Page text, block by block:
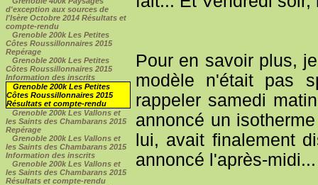
d'exception aux sources de
l'Isère Octobre 2014 Résultats et
compte-rendu
Grenoble 200k Les Petites
Côtes Roussillonnaires 2015
Repérage
Grenoble 200k Les Petites
Côtes Roussillonnaires 2015
Information des inscrits
Grenoble 200k Les Petites
Côtes Roussillonnaires 2015
Résultats et compte-rendu
Grenoble 200k Les Vallons et
les Saints des Chambarans 2015
Repérage
Grenoble 200k Les Vallons et
les Saints des Chambarans 2015
Information des inscrits
Grenoble 200k Les Vallons et
les Saints des Chambarans 2015
Résultats et compte-rendu
Pour en savoir plus,
modèle n'était pas
rappeler samedi
annoncé un
lui, avait finalement
annoncé l'après-midi...